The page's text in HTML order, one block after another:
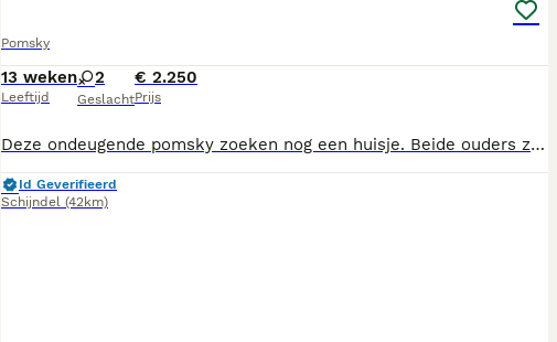
Pomsky
13 weken
Leeftijd
2
Geslacht
€ 2.250
Prijs
Deze ondeugende pomsky zoeken nog een huisje. Beide ouders zijn kerngezond en vrij van erfelijke afwijkingen oa op patellaluxatie. De pups krijgen bij aankoop een Europese paspoort mee. Een koopovereenkomst mee waarin afspraken betreffende garantie en aansprakelijkheid duidelijk zijn vastgesteld. De pups zijn huislijk opgevoed en zijn bezig met zindelijkheid training, wat al aardig goed gaat. Het karakter van beide ouders kunnen we omschrijven als geweldig! Als u serieus overweegt een pup aan u gezin toe te voegen neem dan gerust contact met ons op! 06 17245184
Id Geverifieerd
Schijndel (42km)